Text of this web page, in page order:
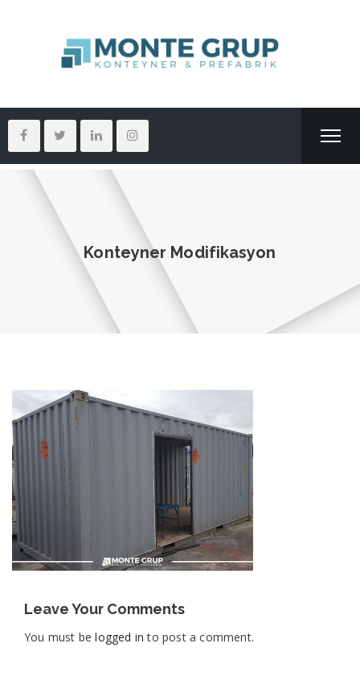
Konteyner Modifikasyon
Leave Your Comments
You must belogged in to post a comment.